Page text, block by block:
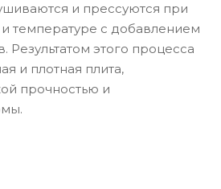
и прессуются при
температуре с добавлением
Результатом этого процесса
и плотная плита,
прочностью и